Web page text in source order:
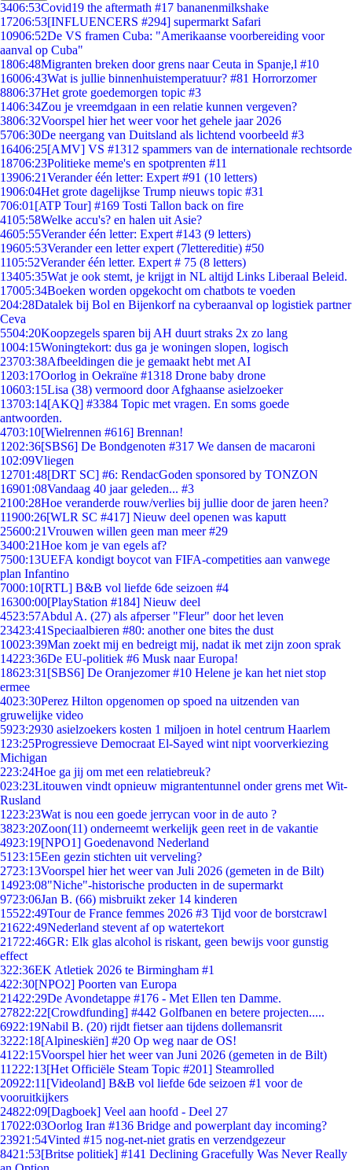
3406:53Covid19 the aftermath #17 bananenmilkshake
17206:53[INFLUENCERS #294] supermarkt Safari
10906:52De VS framen Cuba: "Amerikaanse voorbereiding voor
aanval op Cuba"
1806:48Migranten breken door grens naar Ceuta in Spanje,l #10
16006:43Wat is jullie binnenhuistemperatuur? #81 Horrorzomer
8806:37Het grote goedemorgen topic #3
1406:34Zou je vreemdgaan in een relatie kunnen vergeven?
3806:32Voorspel hier het weer voor het gehele jaar 2026
5706:30De neergang van Duitsland als lichtend voorbeeld #3
16406:25[AMV] VS #1312 spammers van de internationale rechtsorde
18706:23Politieke meme's en spotprenten #11
13906:21Verander één letter: Expert #91 (10 letters)
1906:04Het grote dagelijkse Trump nieuws topic #31
706:01 [ATP Tour] #169 Tosti Tallon back on fire
4105:58Welke accu's? en halen uit Asie?
4605:55Verander één letter: Expert #143 (9 letters)
19605:53Verander een letter expert (7lettereditie) #50
1105:52Verander één letter. Expert # 75 (8 letters)
13405:35Wat je ook stemt, je krijgt in NL altijd Links Liberaal Beleid.
17005:34Boeken worden opgekocht om chatbots te voeden
204:28Datalek bij Bol en Bijenkorf na cyberaanval op logistiek partner
Ceva
5504:20Koopzegels sparen bij AH duurt straks 2x zo lang
1004:15Woningtekort: dus ga je woningen slopen, logisch
23703:38Afbeeldingen die je gemaakt hebt met AI
1203:17Oorlog in Oekraïne #1318 Drone baby drone
10603:15Lisa (38) vermoord door Afghaanse asielzoeker
13703:14[AKQ] #3384 Topic met vragen. En soms goede
antwoorden.
4703:10[Wielrennen #616] Brennan!
1202:36[SBS6] De Bondgenoten #317 We dansen de macaroni
102:09Vliegen
12701:48[DRT SC] #6: RendacGoden sponsored by TONZON
16901:08Vandaag 40 jaar geleden... #3
2100:28Hoe veranderde rouw/verlies bij jullie door de jaren heen?
11900:26[WLR SC #417] Nieuw deel openen was kaputt
25600:21Vrouwen willen geen man meer #29
3400:21Hoe kom je van egels af?
7500:13UEFA kondigt boycot van FIFA-competities aan vanwege
plan Infantino
7000:10[RTL] B&B vol liefde 6de seizoen #4
16300:00[PlayStation #184] Nieuw deel
4523:57Abdul A. (27) als afperser "Fleur" door het leven
23423:41 Speciaalbieren #80: another one bites the dust
10023:39Man zoekt mij en bedreigt mij, nadat ik met zijn zoon sprak
14223:36De EU-politiek #6 Musk naar Europa!
18623:31 [SBS6] De Oranjezomer #10 Helene je kan het niet stop
ermee
4023:30Perez Hilton opgenomen op spoed na uitzenden van
gruwelijke video
5923:2930 asielzoekers kosten 1 miljoen in hotel centrum Haarlem
1 23:25Progressieve Democraat El-Sayed wint nipt voorverkiezing
Michigan
223:24Hoe ga jij om met een relatiebreuk?
023:23Litouwen vindt opnieuw migrantentunnel onder grens met Wit-
Rusland
1223:23Wat is nou een goede jerrycan voor in de auto ?
3823:20Zoon(11) onderneemt werkelijk geen reet in de vakantie
4923:19[NPO1] Goedenavond Nederland
51 23:15Een gezin stichten uit verveling?
2723:13Voorspel hier het weer van Juli 2026 (gemeten in de Bilt)
14923:08"Niche"-historische producten in de supermarkt
9723:06Jan B. (66) misbruikt zeker 14 kinderen
15522:49Tour de France femmes 2026 #3 Tijd voor de borstcrawl
21622:49Nederland stevent af op watertekort
21722:46GR: Elk glas alcohol is riskant, geen bewijs voor gunstig
effect
322:36EK Atletiek 2026 te Birmingham #1
422:30[NPO2] Poorten van Europa
21422:29De Avondetappe #176 - Met Ellen ten Damme.
27822:22[Crowdfunding] #442 Golfbanen en betere projecten.....
6922:19Nabil B. (20) rijdt fietser aan tijdens dollemansrit
3222:18[Alpineskiën] #20 Op weg naar de OS!
41 22:15Voorspel hier het weer van Juni 2026 (gemeten in de Bilt)
11222:13[Het Officiële Steam Topic #201] Steamrolled
20922:11 [Videoland] B&B vol liefde 6de seizoen #1 voor de
vooruitkijkers
24822:09[Dagboek] Veel aan hoofd - Deel 27
17022:03Oorlog Iran #136 Bridge and powerplant day incoming?
23921:54Vinted #15 nog-net-niet gratis en verzendgezeur
8421:53[Britse politiek] #141 Declining Gracefully Was Never Really